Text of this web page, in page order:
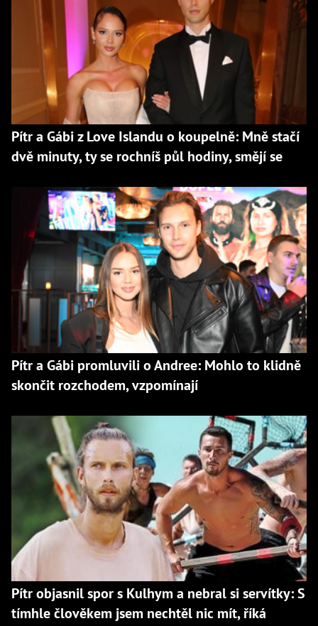
Pítr a Gábi z Love Islandu o koupelně: Mně stačí
dvě minuty, ty se rochníš půl hodiny, smějí se
Pítr a Gábi promluvili o Andree: Mohlo to klidně
skončit rozchodem, vzpomínají
Pítr objasnil spor s Kulhym a nebral si servítky: S
tímhle člověkem jsem nechtěl nic mít, říká